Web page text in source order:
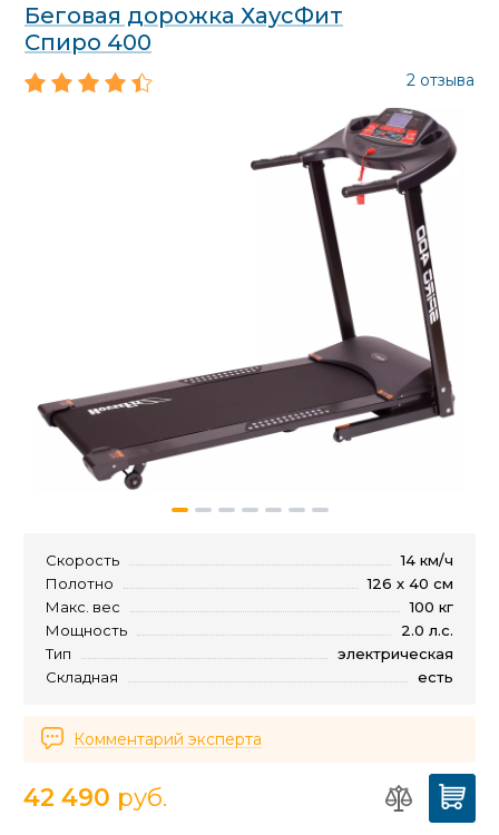
Беговая дорожка ХаусФит
Спиро 400
2 отзыва
Скорость
14 км/ч
Полотно
126 х 40 см
Макс. вес
100 кг
Мощность
2.0 л.с.
Тип
электрическая
Складная
есть
Комментарий эксперта
42 490 руб.